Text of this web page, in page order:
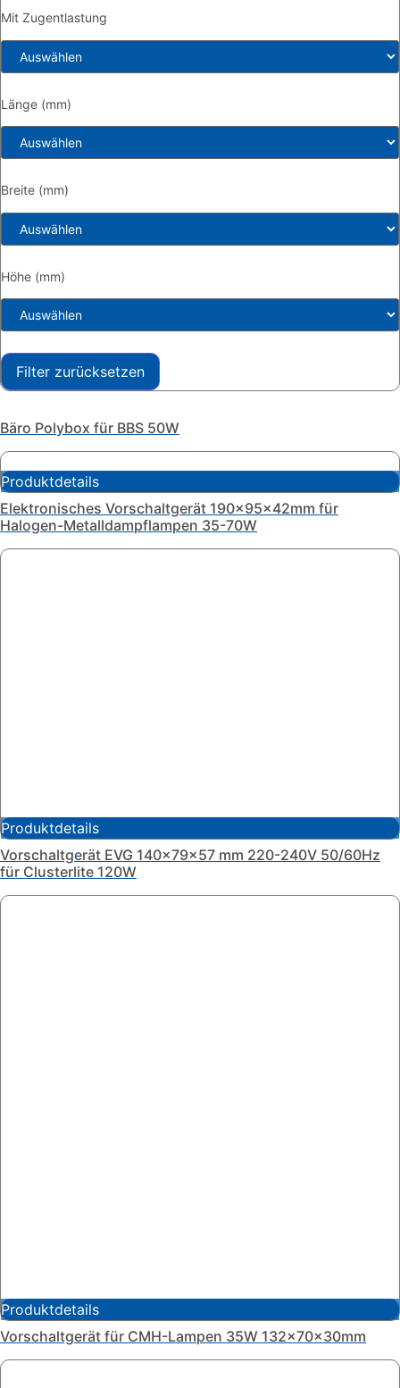
Mit Zugentlastung
Länge (mm)
Breite (mm)
Höhe (mm)
Filter zurücksetzen
Bäro Polybox für BBS 50W
Produktdetails
Elektronisches Vorschaltgerät 190x95x42mm für
Halogen-Metalldampflampen 35-70W
Produktdetails
Vorschaltgerät EVG 140x79x57 mm 220-240V 50/60Hz
für Clusterlite 120W
Produktdetails
Vorschaltgerät für CMH-Lampen 35W 132x70x30mm